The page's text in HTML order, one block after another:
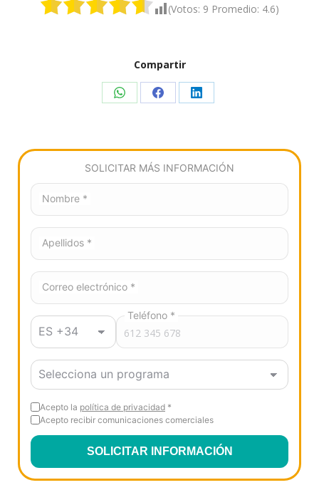
(Votos: 9 Promedio: 4.6)
Compartir
Share
WhatsApp
Share
Facebook
Share
LinkedIn
SOLICITAR MÁS INFORMACIÓN
Nombre *
Apellidos *
Correo electrónico *
Teléfono *
Acepto la política de privacidad *
Acepto recibir comunicaciones comerciales
SOLICITAR INFORMACIÓN